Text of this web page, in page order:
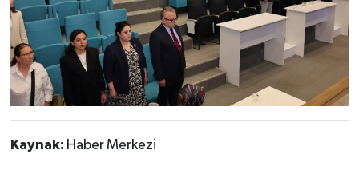
Kaynak: Haber Merkezi